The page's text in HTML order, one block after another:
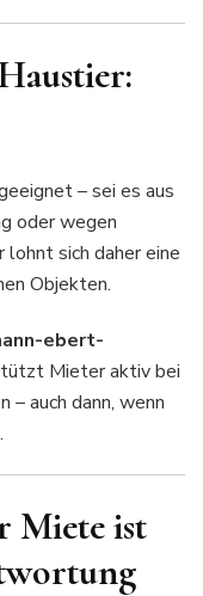
– sei es aus
oder wegen
sich daher eine
Objekten.
ebert-
Mieter aktiv bei
– auch dann, wenn
Miete ist